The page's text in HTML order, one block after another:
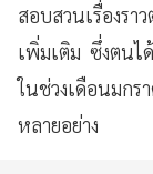
สอบสวนเรื่องรา
เพิ่มเติม ซึ่งตนไ
ในช่วงเดือนมกร
หลายอย่าง